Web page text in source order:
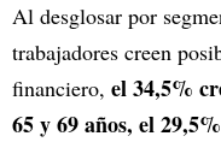
Al desglosar por
trabajadores creen
financiero, el 34,5%
65 y 69 años, el